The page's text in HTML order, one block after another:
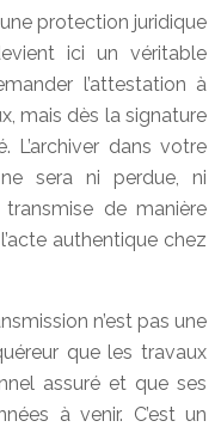
protection juridique
ici un véritable
l’attestation à
mais dès la signature
L’archiver dans votre
ne sera ni perdue, ni
de manière
authentique chez
n’est pas une
que les travaux
assuré et que ses
à venir. C’est un